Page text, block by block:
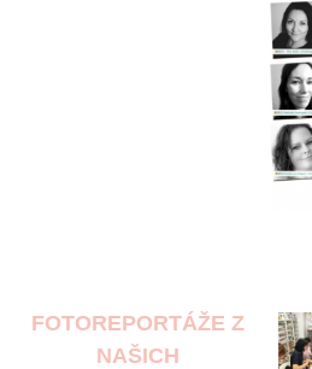
FOTOREPORTÁŽE Z
NAŠICH